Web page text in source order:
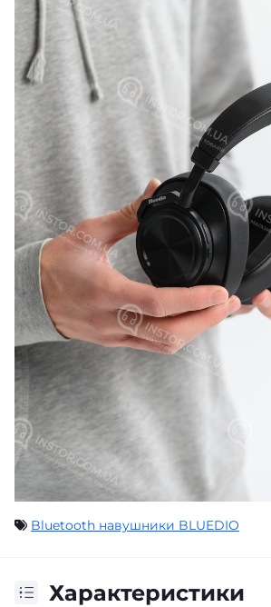
Bluetooth навушники BLUEDIO
Характеристики